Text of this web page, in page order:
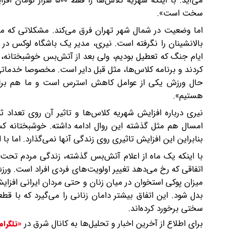
سخت است».
اما وضعیت در شمال شهر تهران فرق می‌کند. مشکلاتی که
بالانشینان را نگرفته است. نیری، مدیر یک باشگاه لوکس
ایام جنگ که تعطیل بودیم، ولی بعد از آتش‌بس
کردند و برنامه کلاس‌ها، مثل قبل دایر است. مخصوصا
حال ورزش یکی از عوامل کاهش استرس است و ما هم
هستیم».
نیری درباره افزایش شهریه کلاس‌ها و تاثیر آن روی
امسال هم مثل گذشته این روال ادامه داشته. خوشبختانه
بنابراین این افزایش تاثیری روی زندگی آنها نمی‌گذارد.
با اینکه یک ماه از اعلام آتش‌بس گذشته، زندگی مردم
اتفاقی که رخ می‌دهد تغییر اولویت‌های فردی افراد است.
میزان پوکی استخوان در میان زنان و حتی مردان ایرانی
بدل شود. این اتفاق بیشتر دامان زنانی را می‌گیرد که
سختی برخورد کرده‌اند.
برای اطلاع از آخرین اخبار و تحلیل‌ها به کانال شرق در